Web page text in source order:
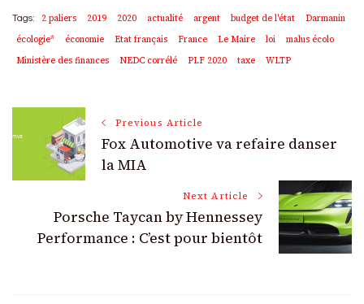
Tags: 2 paliers 2019 2020 actualité argent budget de l'état
Darmanin
écologie*
économie Etat français France Le Maire loi
malus écolo
Ministère des finances
NEDC corrélé PLF 2020 taxe WLTP
Post
Navigation
Previous Article
Fox Automotive va refaire danser
la MIA
Next Article
Porsche Taycan by Hennessey
Performance : C’est pour bientôt